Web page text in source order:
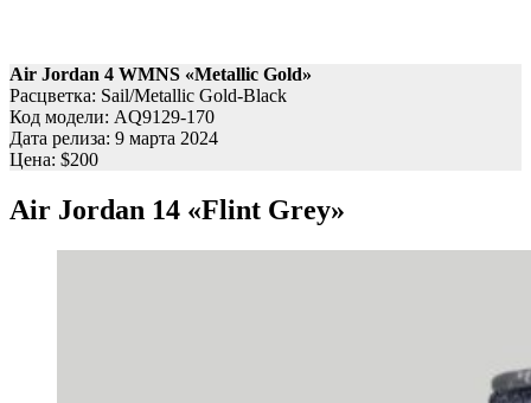
Air Jordan 4 WMNS «Metallic Gold»
Расцветка: Sail/Metallic Gold-Black
Код модели: AQ9129-170
Дата релиза: 9 марта 2024
Цена: $200
Air Jordan 14 «Flint Grey»